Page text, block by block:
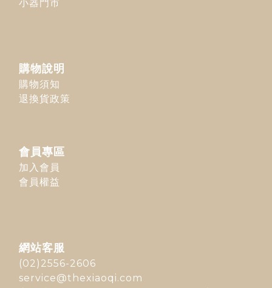
小器門市
購物說明
購物須知
退換貨政策
會員專區
加入會員
會員權益
網站客服
(02)2556-2606
service@thexiaoqi.com